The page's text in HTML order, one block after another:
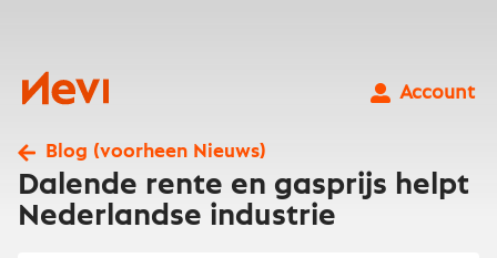
Nevi
Account
Blog (voorheen Nieuws)
Dalende rente en gasprijs helpt
Nederlandse industrie